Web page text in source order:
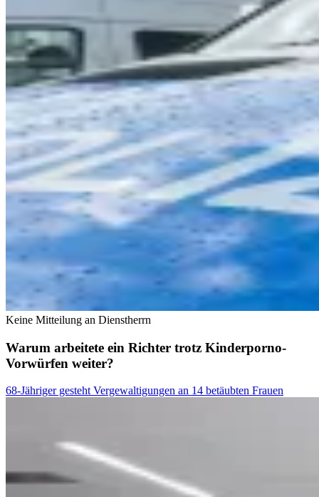
Keine Mitteilung an Dienstherrn
Warum arbeitete ein Richter trotz Kinderporno-
Vorwürfen weiter?
68-Jähriger gesteht Vergewaltigungen an 14 betäubten Frauen